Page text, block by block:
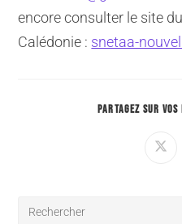
encore consulter le site
Calédonie : snetaa-
PARTAGEZ SUR